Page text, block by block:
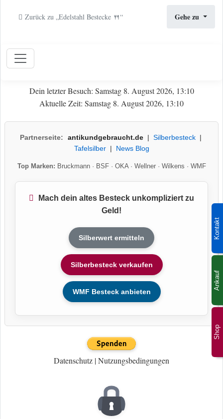
Shop
Kontakt
Ankauf
Zurück zu „Edelstahl Bestecke 🍴“ Gehe zu
Dein letzter Besuch: Samstag 8. August 2026, 13:10
Aktuelle Zeit: Samstag 8. August 2026, 13:10
Partnerseite: antikundgebraucht.de| Silberbesteck|
Tafelsilber| News Blog
Top Marken: Bruckmann· BSF· OKA· Wellner· Wilkens · WMF
Mach dein altes Besteck unkompliziert zu
Geld!
Silberwert ermitteln
Silberbesteck verkaufen
WMF Besteck anbieten
Datenschutz |Nutzungsbedingungen